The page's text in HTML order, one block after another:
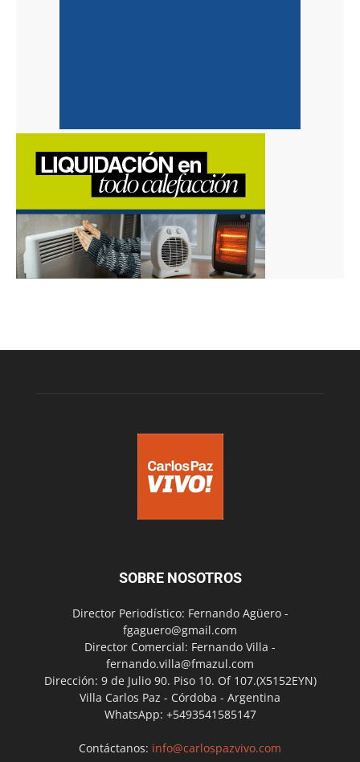
SOBRE NOSOTROS
Director Periodístico: Fernando Agüero -
fgaguero@gmail.com
Director Comercial: Fernando Villa -
fernando.villa@fmazul.com
Dirección: 9 de Julio 90. Piso 10. Of 107.(X5152EYN)
Villa Carlos Paz - Córdoba - Argentina
WhatsApp: +5493541585147
Contáctanos: info@carlospazvivo.com